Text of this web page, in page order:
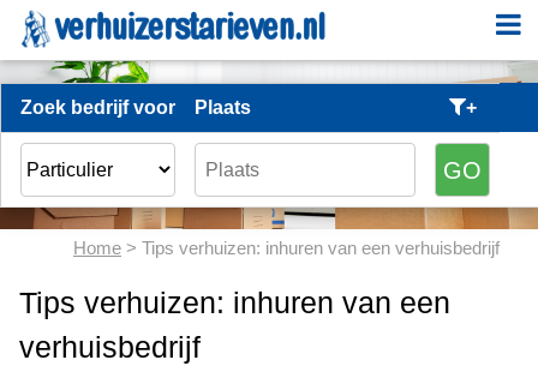
Zoek bedrijf voor Plaats +
Home > Tips verhuizen: inhuren van een verhuisbedrijf
Tips verhuizen: inhuren van een
verhuisbedrijf